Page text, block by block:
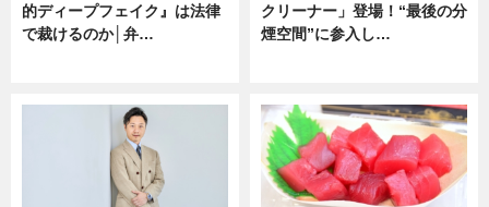
的ディープフェイク』は法律
で裁けるのか│弁…
クリーナー」登場！“最後の分
煙空間”に参入し…